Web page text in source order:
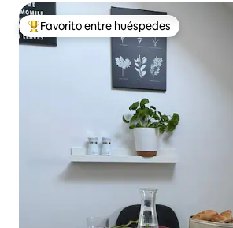
Favorito entre huéspedes preferido
Favorito entre huéspedes